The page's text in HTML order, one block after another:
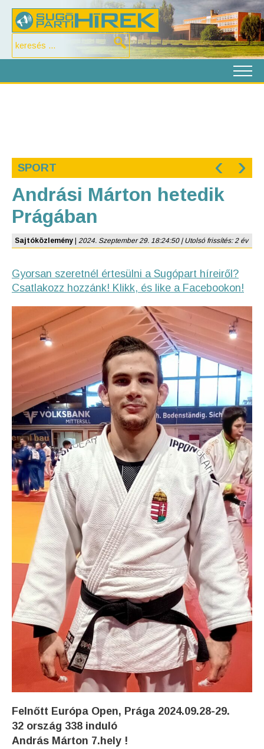
SPORT ‹ ›
Andrási Márton hetedik
Prágában
Sajtóközlemény 2024. Szeptember 29. 18:24:50 | Utolsó frissítés: 2 év
Gyorsan szeretnél értesülni a Sugópart híreiről?
Csatlakozz hozzánk! Klikk, és like a Facebookon!
Felnőtt Európa Open, Prága 2024.09.28-29.
32 ország 338 induló
András Márton 7.hely !